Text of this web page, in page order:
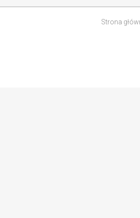
Strona